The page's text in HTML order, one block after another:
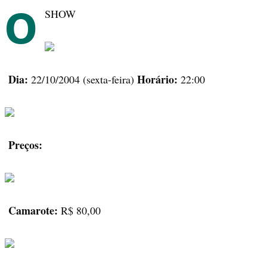
O SHOW
Dia: 22/10/2004 (sexta-feira) Horário: 22:00
Preços:
Camarote: R$ 80,00